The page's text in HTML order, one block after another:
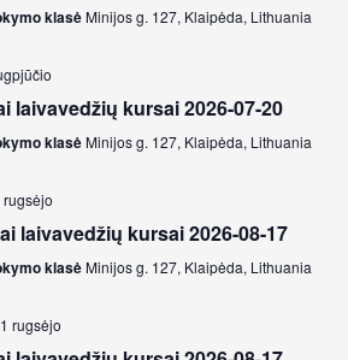
klasėMinijos g. 127, Klaipėda, Lithuania
laivavedžių kursai 2026-07-20
klasėMinijos g. 127, Klaipėda, Lithuania
rugsėjo
laivavedžių kursai 2026-08-17
klasėMinijos g. 127, Klaipėda, Lithuania
rugsėjo